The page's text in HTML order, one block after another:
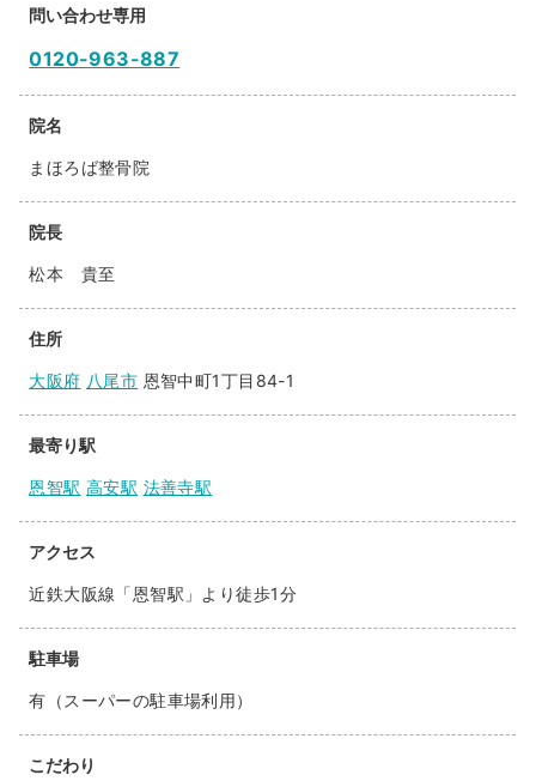
問い合わせ専用
0120-963-887
院名
まほろば整骨院
院長
松本 貴至
住所
大阪府 八尾市 恩智中町1丁目84-1
最寄り駅
恩智駅 高安駅 法善寺駅
アクセス
近鉄大阪線「恩智駅」より徒歩1分
駐車場
有（スーパーの駐車場利用）
こだわり